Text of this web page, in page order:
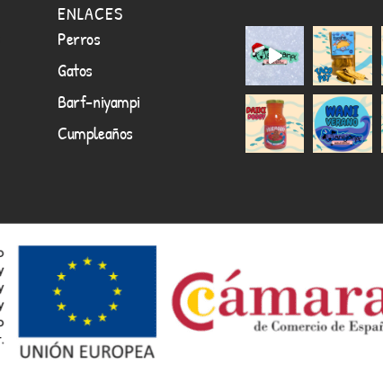
ENLACES
Perros
Gatos
Barf-niyampi
Cumpleaños